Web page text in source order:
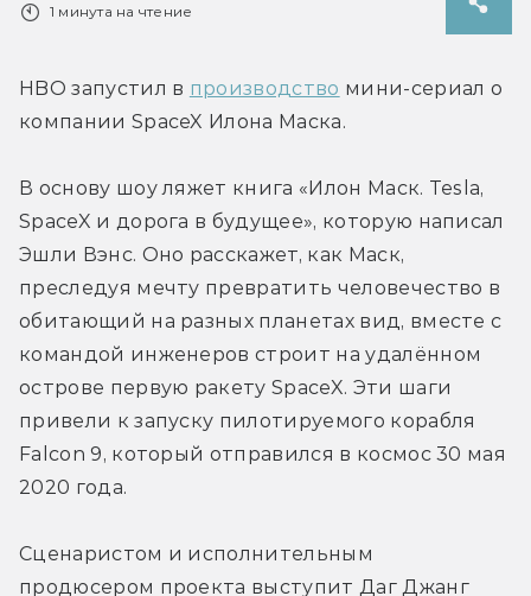
1 минута на чтение
HBO запустил в производство мини-сериал о
компании SpaceX Илона Маска.
В основу шоу ляжет книга «Илон Маск. Tesla,
SpaceX и дорога в будущее», которую написал
Эшли Вэнс. Оно расскажет, как Маск,
преследуя мечту превратить человечество в
обитающий на разных планетах вид, вместе с
командой инженеров строит на удалённом
острове первую ракету SpaceX. Эти шаги
привели к запуску пилотируемого корабля
Falcon 9, который отправился в космос 30 мая
2020 года.
Сценаристом и исполнительным
продюсером проекта выступит Даг Джанг